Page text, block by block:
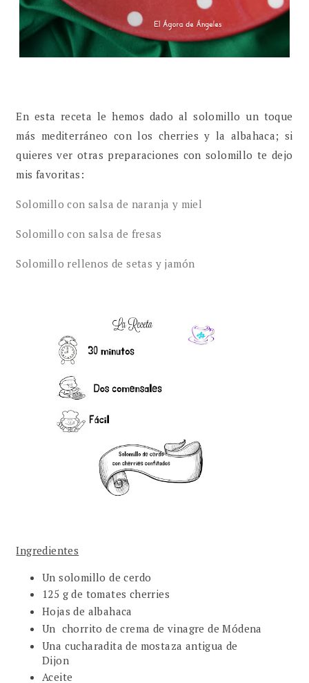
En esta receta le hemos dado al solomillo un toque
más mediterráneo con los cherries y la albahaca; si
quieres ver otras preparaciones con solomillo te dejo
mis favoritas:
Solomillo con salsa de naranja y miel
Solomillo con salsa de fresas
Solomillo rellenos de setas y jamón
Ingredientes
Un solomillo de cerdo
125 g de tomates cherries
Hojas de albahaca
Un chorrito de crema de vinagre de Módena
Una cucharadita de mostaza antigua de
Dijon
Aceite